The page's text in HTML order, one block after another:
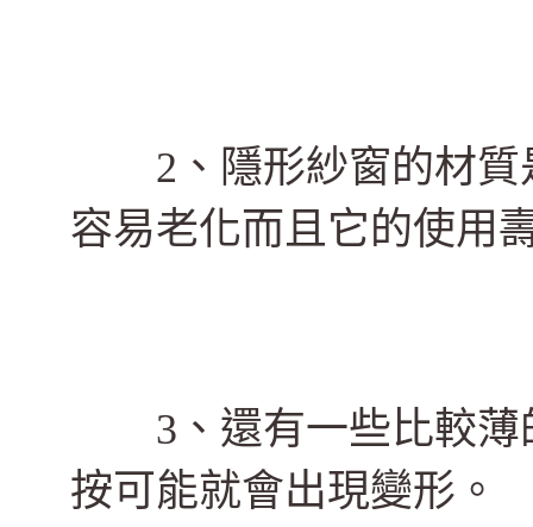
2、隱形紗窗的材質
容易老化而且它的使用
3、還有一些比較薄
按可能就會出現變形。